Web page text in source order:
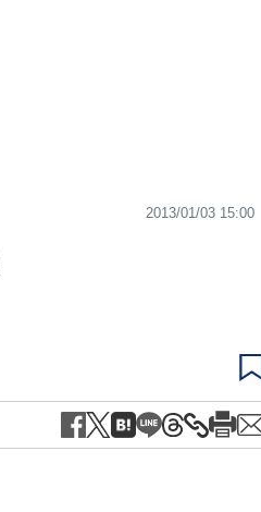
2013/01/03 15:00